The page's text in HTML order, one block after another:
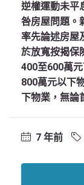
逆權運動未平
咎房屋問題。
率先論述房屋
於放寬按揭保
400至600萬
800萬元以下
下物業，無論
7 年前